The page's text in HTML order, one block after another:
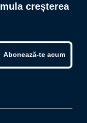
creșterea
Abonează-te acum